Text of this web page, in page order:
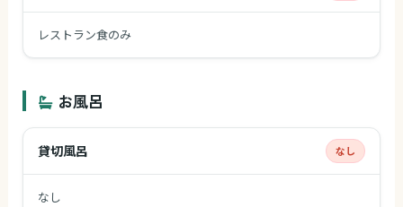
レストラン食のみ
お風呂
貸切風呂 なし
なし